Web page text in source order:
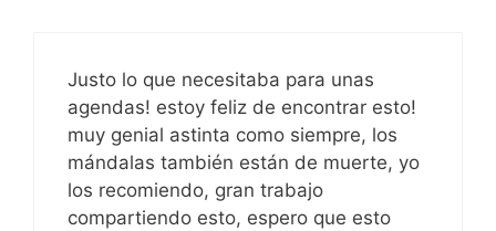
Justo lo que necesitaba para unas
agendas! estoy feliz de encontrar esto!
muy genial astinta como siempre, los
mándalas también están de muerte, yo
los recomiendo, gran trabajo
compartiendo esto, espero que esto